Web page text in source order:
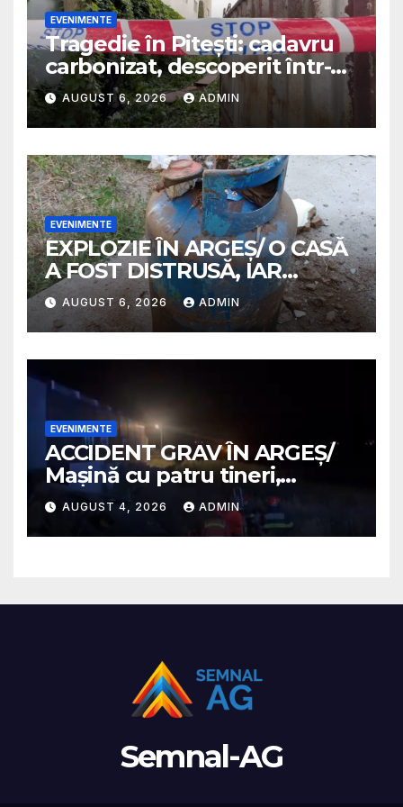
EVENIMENTE
Tragedie în Pitești: cadavru
carbonizat, descoperit într-o
casă abandonată
AUGUST 6, 2026 ADMIN
EVENIMENTE
EXPLOZIE ÎN ARGEȘ/ O CASĂ
A FOST DISTRUSĂ, IAR
PROPRIETARA A SUFERIT
ARSURI GRAVE
AUGUST 6, 2026 ADMIN
EVENIMENTE
ACCIDENT GRAV ÎN ARGEȘ/
Mașină cu patru tineri,
răsturnată pe un câmp la
Micești/ Doi sunt în stare
gravă
AUGUST 4, 2026 ADMIN
Semnal-AG